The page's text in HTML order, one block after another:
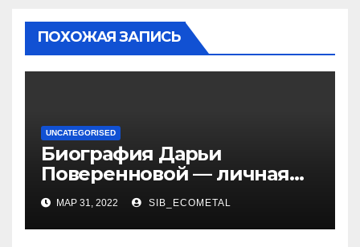
ПОХОЖАЯ ЗАПИСЬ
UNCATEGORISED
Биография Дарьи
Поверенновой — личная
жизнь, карьера и
достижения знаменитой
российской актрисы
МАР 31, 2022 SIB_ECOMETAL